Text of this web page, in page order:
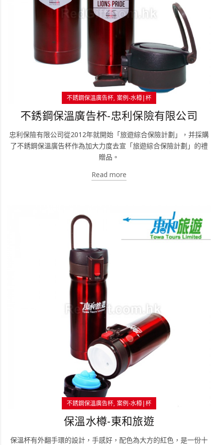
不銹鋼保溫廣告杯 案例-水樽|杯
不銹鋼保溫廣告杯-忠利保險有限公司
忠利保險有限公司從2012年就開始「旅遊綜合保險計劃」，并採購
了不銹鋼保溫廣告杯作為加大力度去宣「旅遊綜合保險計劃」的禮
贈品。
Read more
不銹鋼保溫廣告杯 案例-水樽|杯
保溫水樽-東和旅遊
保溫杯有外翻手環的設計，手感好，配色為大方的紅色，是一份十